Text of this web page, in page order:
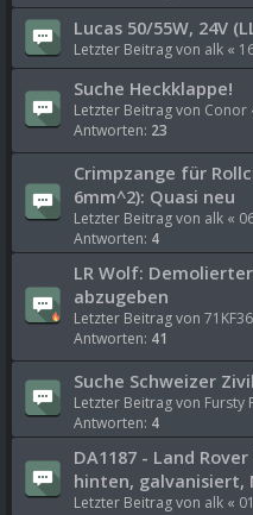
Lucas 50/55W, 24V
Letzter Beitrag von alk «
Suche Heckklappe!
Letzter Beitrag von Conor
Antworten: 23
Crimpzange für
6mm^2): Quasi neu
Letzter Beitrag von alk «
Antworten: 4
LR Wolf:
abzugeben
Letzter Beitrag von 71KF36
Antworten: 41
Suche Schweizer
Letzter Beitrag von Fursty
Antworten: 4
DA1187 - Land
hinten, galvanisiert,
Letzter Beitrag von alk «